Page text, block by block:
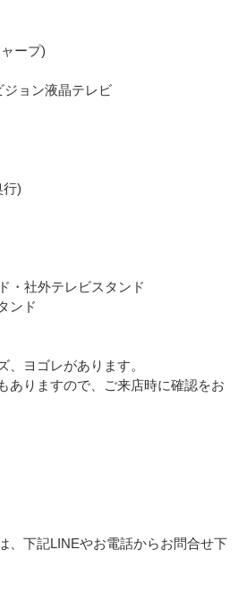
ープ)
ョン液晶テレビ
行)
・社外テレビスタンド
ンド
、ヨゴレがあります。
ありますので、ご来店時に確認をお
、下記LINEやお電話からお問合せ下